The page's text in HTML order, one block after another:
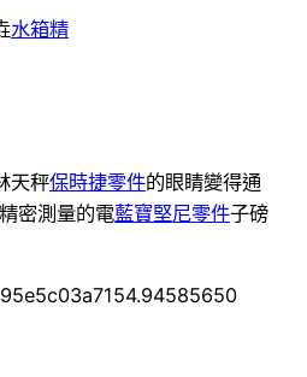
水箱精
天秤保時捷零件的眼睛變得通
密測量的電藍寶堅尼零件子磅